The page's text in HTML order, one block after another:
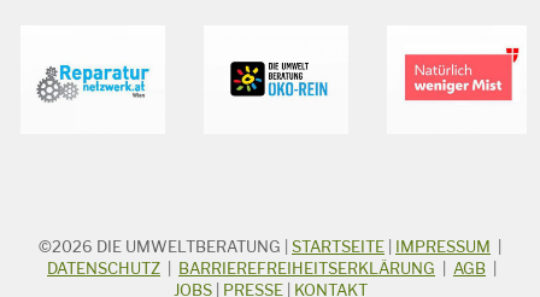
STICHWORTSUCHE
Suchbegriff
©2026 DIE UMWELTBERATUNG STARTSEITE IMPRESSUM
DATENSCHUTZ
BARRIEREFREIHEITSERKLÄRUNG AGB
JOBS| PRESSE| KONTAKT